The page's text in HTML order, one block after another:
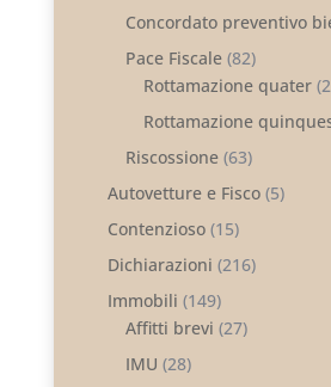
Concordato preventivo
Pace Fiscale(82)
Rottamazione quater
Rottamazione
Riscossione(63)
Autovetture e Fisco(5)
Contenzioso(15)
Dichiarazioni (216)
Immobili (149)
Affitti brevi (27)
IMU (28)